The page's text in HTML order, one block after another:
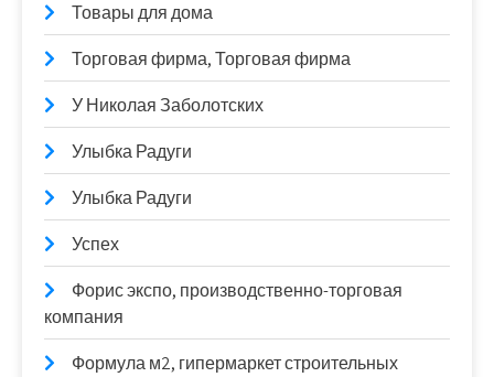
Товары для дома
Торговая фирма, Торговая фирма
У Николая Заболотских
Улыбка Радуги
Улыбка Радуги
Успех
Форис экспо, производственно-торговая
компания
Формула м2, гипермаркет строительных